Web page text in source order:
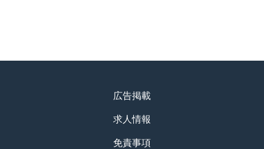
広告掲載
求人情報
免責事項